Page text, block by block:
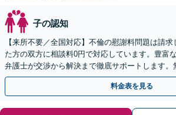
子の認知
【来所不要／全国対応】不倫の慰謝料問題は請
た方の双方に相談料0円で対応しています。豊富
弁護士が交渉から解決まで徹底サポートします。
手金の返還保証もありますので安心してご相談く
料金表を見る